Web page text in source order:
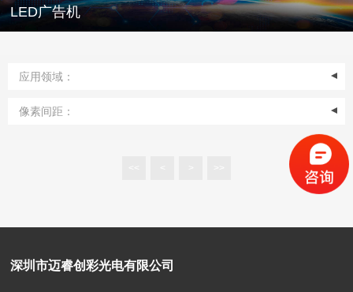
LED广告机
应用领域：
像素间距：
深圳市迈睿创彩光电有限公司